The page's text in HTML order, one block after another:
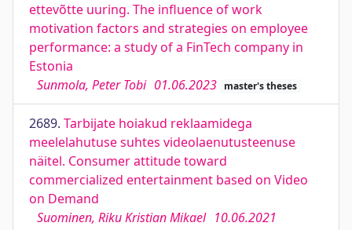
ettevõtte uuring. The influence of work
motivation factors and strategies on employee
performance: a study of a FinTech company in
Estonia
Sunmola, Peter Tobi 01.06.2023 master's theses
2689. Tarbijate hoiakud reklaamidega
meelelahutuse suhtes videolaenutusteenuse
näitel. Consumer attitude toward
commercialized entertainment based on Video
on Demand
Suominen, Riku Kristian Mikael 10.06.2021